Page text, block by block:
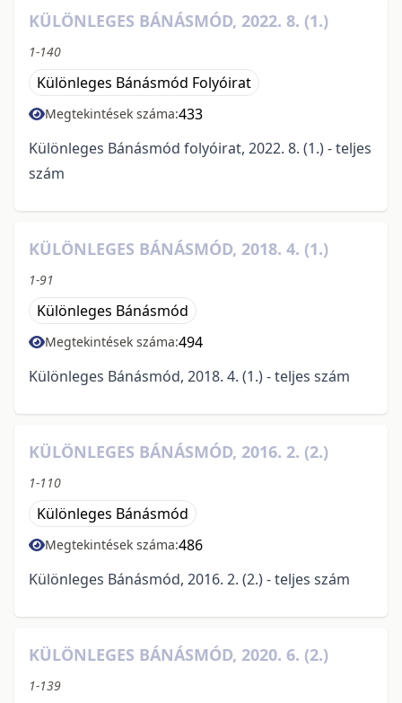
KÜLÖNLEGES BÁNÁSMÓD, 2022. 8. (1.)
1-140
Különleges Bánásmód Folyóirat
Megtekintések száma:433
Különleges Bánásmód folyóirat, 2022. 8. (1.) - teljes
szám
KÜLÖNLEGES BÁNÁSMÓD, 2018. 4. (1.)
1-91
Különleges Bánásmód
Megtekintések száma:494
Különleges Bánásmód, 2018. 4. (1.) - teljes szám
KÜLÖNLEGES BÁNÁSMÓD, 2016. 2. (2.)
1-110
Különleges Bánásmód
Megtekintések száma:486
Különleges Bánásmód, 2016. 2. (2.) - teljes szám
KÜLÖNLEGES BÁNÁSMÓD, 2020. 6. (2.)
1-139